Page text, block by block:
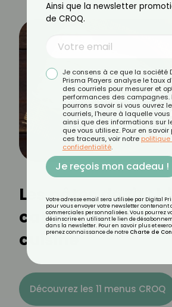
Les pâtes de riz :
calories et
cuisine
Découvrez les 11 menus CROQ
Ainsi que la newsletter
de CROQ.
Je consens à ce que la société
Prisma Players analyse le taux
des courriels pour mesurer et
performances des campagnes.
pourrons savoir si vous ouvrez
courriels, l'heure à laquelle
ainsi que des informations sur
que vous utilisez. Pour en savoir
ces traceurs, voir notre politique
confidentialité.
Je reçois mon cadeau !
Votre adresse email sera utilisée par Digital
pour vous envoyer votre newsletter contenant
commerciales personnalisées. Vous pourrez
désinscrire en utilisant le lien de
dans la newsletter. Pour en savoir plus et
prenez connaissance de notre Charte de